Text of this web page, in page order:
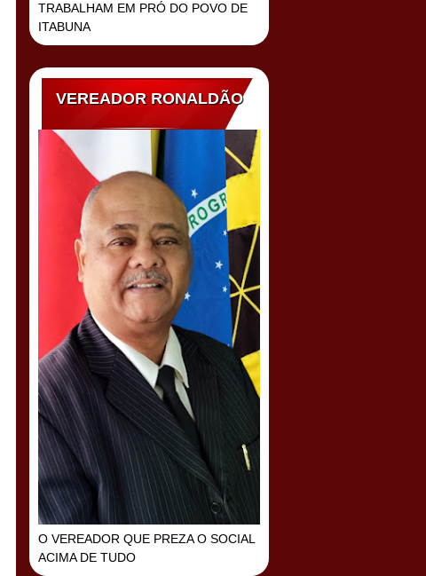
TRABALHAM EM PRÓ DO POVO DE
ITABUNA
VEREADOR RONALDÃO
O VEREADOR QUE PREZA O SOCIAL
ACIMA DE TUDO